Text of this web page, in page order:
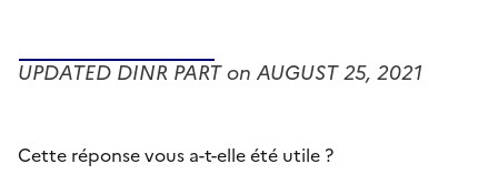
UPDATED DINR PART on AUGUST 25, 2021
Cette réponse vous a-t-elle été utile ?